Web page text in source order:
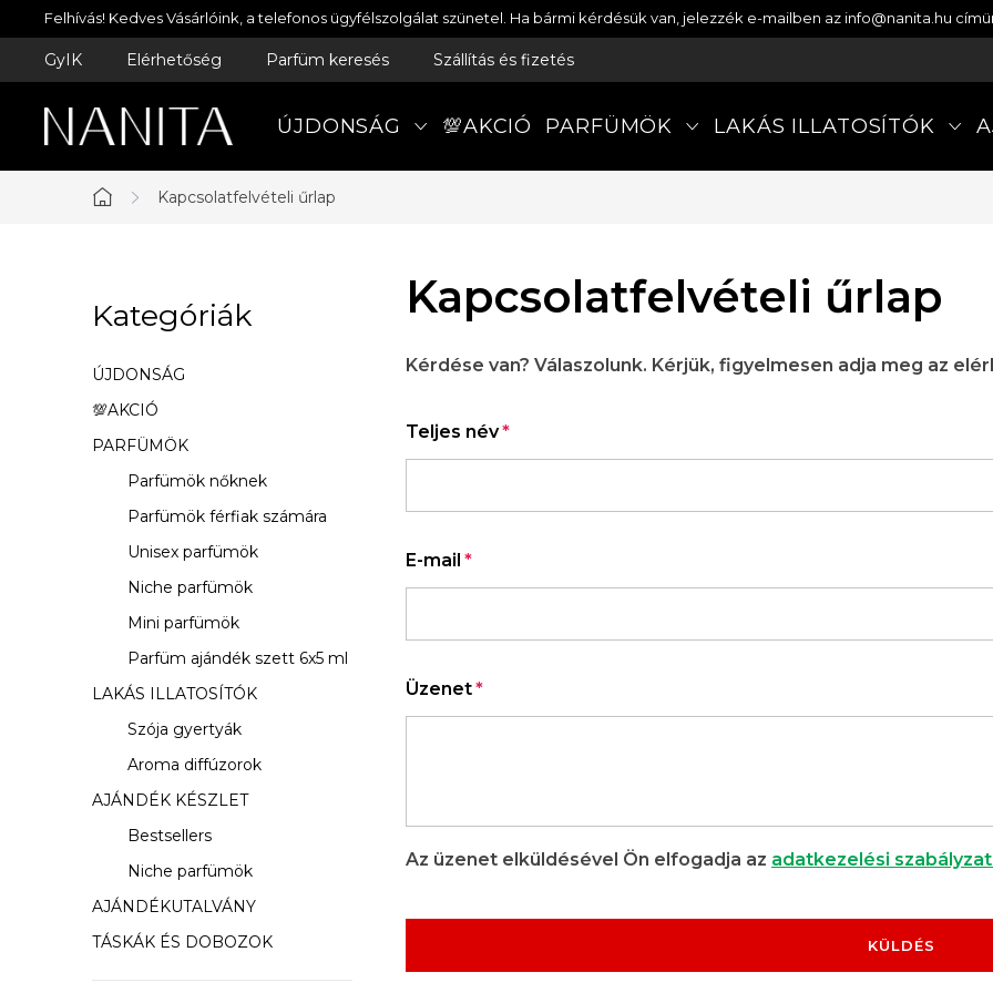
Ugrás
a
Felhívás! Kedves Vásárlóink, a telefonos ügyfélszolgálat szünetel. Ha bármi kérdésük van, jelezzék e-mailben az info@nanita.hu
GyIK Elérhetőség Parfüm keresés Szállítás és fizetés
ÚJDONSÁG 💯AKCIÓ PARFÜMÖK LAKÁS ILLATOSÍTÓK
Kezdőlap
Kapcsolatfelvételi űrlap
l
d
a
l
n
Kategóriák
átugrása
Kategóriák
ÚJDONSÁG
💯AKCIÓ
PARFÜMÖK
Parfümök nőknek
Parfümök férfiak számára
Unisex parfümök
Niche parfümök
Mini parfümök
Parfüm ajándék szett 6x5 ml
LAKÁS ILLATOSÍTÓK
Szója gyertyák
Aroma diffúzorok
AJÁNDÉK KÉSZLET
Bestsellers
Niche parfümök
AJÁNDÉKUTALVÁNY
TÁSKÁK ÉS DOBOZOK
Kapcsolatfelvételi űrlap
Kérdése van? Válaszolunk. Kérjük, figyelmesen adja meg az
Teljes név
E-mail
Üzenet
Az üzenet elküldésével Ön elfogadja az adatkezelési
KÜLDÉS